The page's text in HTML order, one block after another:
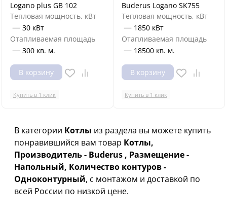
Logano plus GB 102
Тепловая мощность, кВт
— 30 кВт
Отапливаемая площадь
— 300 кв. м.
В корзину
Купить в 1 клик
Buderus Logano SK755
Тепловая мощность, кВт
— 1850 кВт
Отапливаемая площадь
— 18500 кв. м.
В корзину
Купить в 1 клик
В категории Котлы из раздела вы можете купить
понравившийся вам товар Котлы,
Производитель - Buderus , Размещение -
Напольный, Количество контуров -
Одноконтурный, с монтажом и доставкой по
всей России по низкой цене.